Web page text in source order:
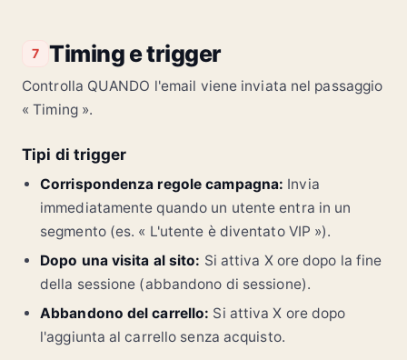
7 Timing e trigger
Controlla QUANDO l'email viene inviata nel passaggio
« Timing ».
Tipi di trigger
Corrispondenza regole campagna: Invia
immediatamente quando un utente entra in un
segmento (es. « L'utente è diventato VIP »).
Dopo una visita al sito: Si attiva X ore dopo la fine
della sessione (abbandono di sessione).
Abbandono del carrello: Si attiva X ore dopo
l'aggiunta al carrello senza acquisto.